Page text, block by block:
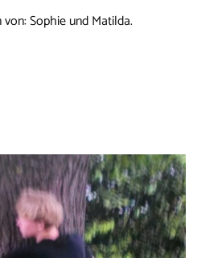
Sophie und Matilda.